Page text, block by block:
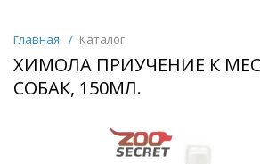
Главная / Каталог
ХИМОЛА ПРИУЧЕНИЕ К
СОБАК, 150МЛ.